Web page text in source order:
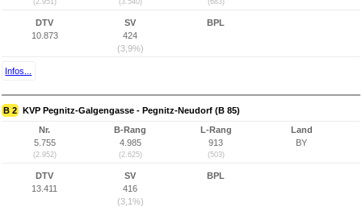
(2.951) (3.540) (683)
DTV
10.873
SV
424
(3,9%)
BPL
Infos...
B 2 KVP Pegnitz-Galgengasse - Pegnitz-Neudorf (B 85)
Nr.
5.755
(2.952)
B-Rang
4.985
(2.625)
L-Rang
913
(503)
Land
BY
DTV
13.411
SV
416
(3,1%)
BPL